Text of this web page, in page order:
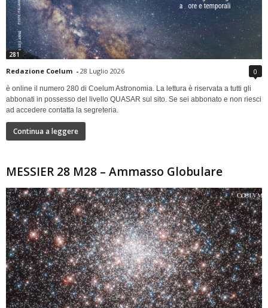
281
Redazione Coelum - 28 Luglio 2026 0
è online il numero 280 di Coelum Astronomia. La lettura è riservata a tutti gli
abbonati in possesso del livello QUASAR sul sito. Se sei abbonato e non riesci
ad accedere contatta la segreteria.
Continua a leggere
MESSIER 28 M28 – Ammasso Globulare